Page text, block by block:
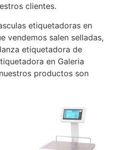
clientes.
etiquetadoras en
vendemos salen selladas,
etiquetadora de
en Galeria
productos son